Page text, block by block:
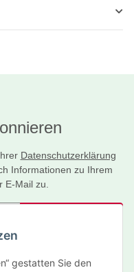
gestatten Sie den
Datenschutzerklärung
Informationen zu Ihrem
E-Mail zu.